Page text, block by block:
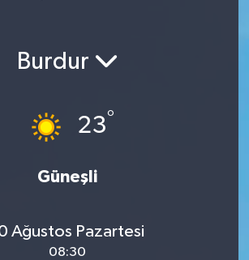
Burdur
23°
Güneşli
Ağustos Pazartesi
08:30